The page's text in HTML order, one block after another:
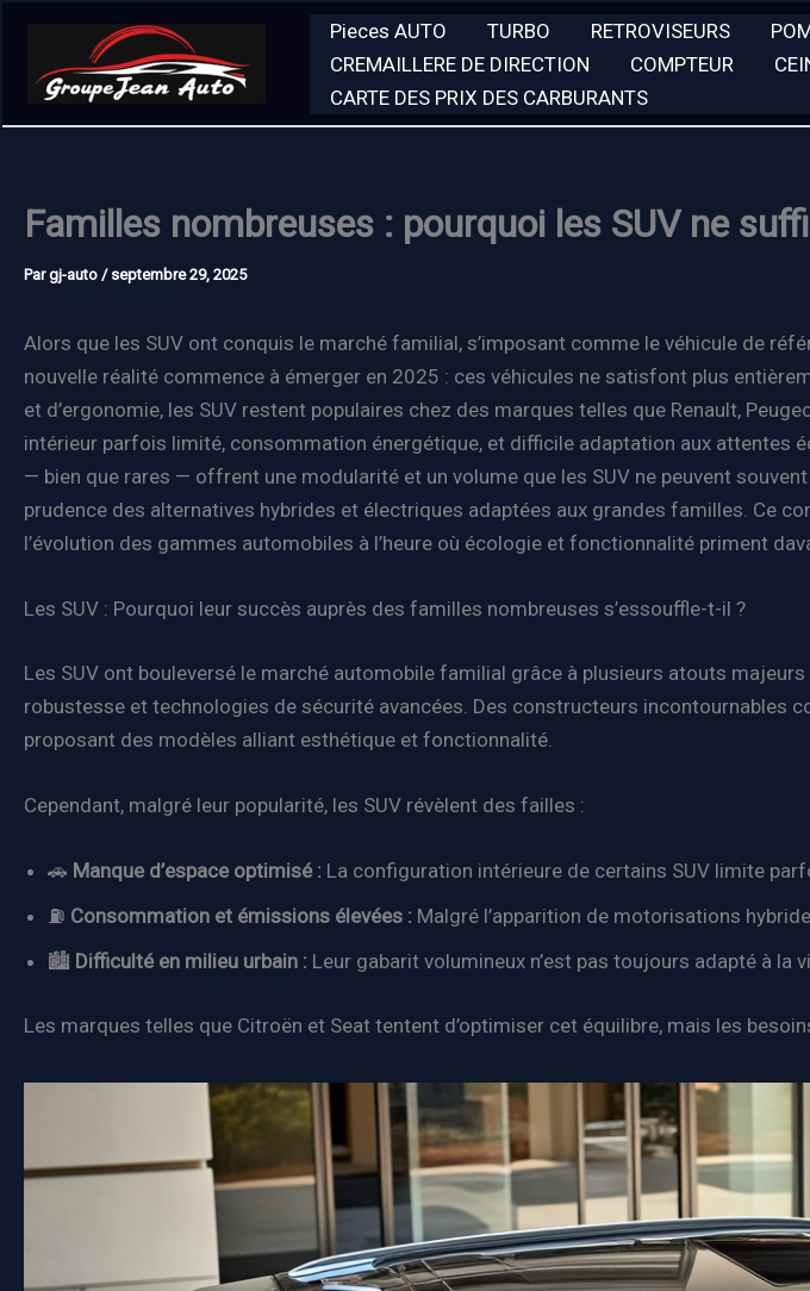
contenu
Pieces AUTO TURBO RETROVISEURS
CREMAILLERE DE DIRECTION
COMPTEUR
CARTE DES PRIX DES CARBURANTS
Familles nombreuses : pourquoi les SUV ne
Pargj-auto / septembre 29, 2025
Alors que les SUV ont conquis le marché familial, s’imposant comme le véhicule de
nouvelle réalité commence à émerger en 2025 : ces véhicules ne satisfont plus
et d’ergonomie, les SUV restent populaires chez des marques telles que Renault,
intérieur parfois limité, consommation énergétique, et difficile adaptation aux attentes
— bien que rares — offrent une modularité et un volume que les SUV ne peuvent
prudence des alternatives hybrides et électriques adaptées aux grandes familles. Ce
l’évolution des gammes automobiles à l’heure où écologie et fonctionnalité priment
Les SUV : Pourquoi leur succès auprès des familles nombreuses s’essouffle-t-il ?
Les SUV ont bouleversé le marché automobile familial grâce à plusieurs atouts
robustesse et technologies de sécurité avancées. Des constructeurs incontournables
proposant des modèles alliant esthétique et fonctionnalité.
Cependant, malgré leur popularité, les SUV révèlent des failles :
🚗 Manque d’espace optimisé : La configuration intérieure de certains SUV limite
⛽ Consommation et émissions élevées : Malgré l’apparition de motorisations
🏙️ Difficulté en milieu urbain : Leur gabarit volumineux n’est pas toujours adapté à
Les marques telles que Citroën et Seat tentent d’optimiser cet équilibre, mais les